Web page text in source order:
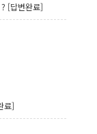
[답변완료]
료]